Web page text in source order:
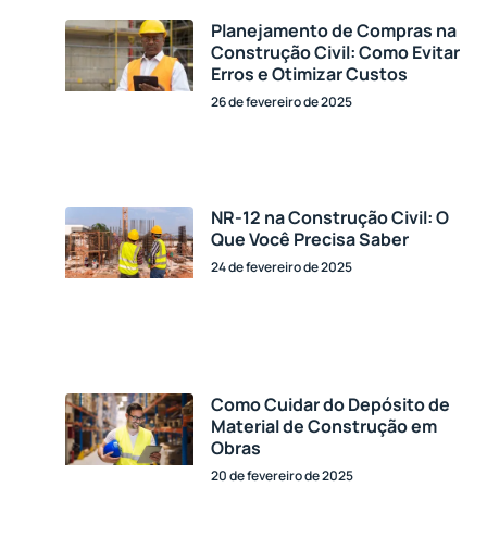
Planejamento de Compras na
Construção Civil: Como Evitar
Erros e Otimizar Custos
26 de fevereiro de 2025
NR-12 na Construção Civil: O
Que Você Precisa Saber
24 de fevereiro de 2025
Como Cuidar do Depósito de
Material de Construção em
Obras
20 de fevereiro de 2025